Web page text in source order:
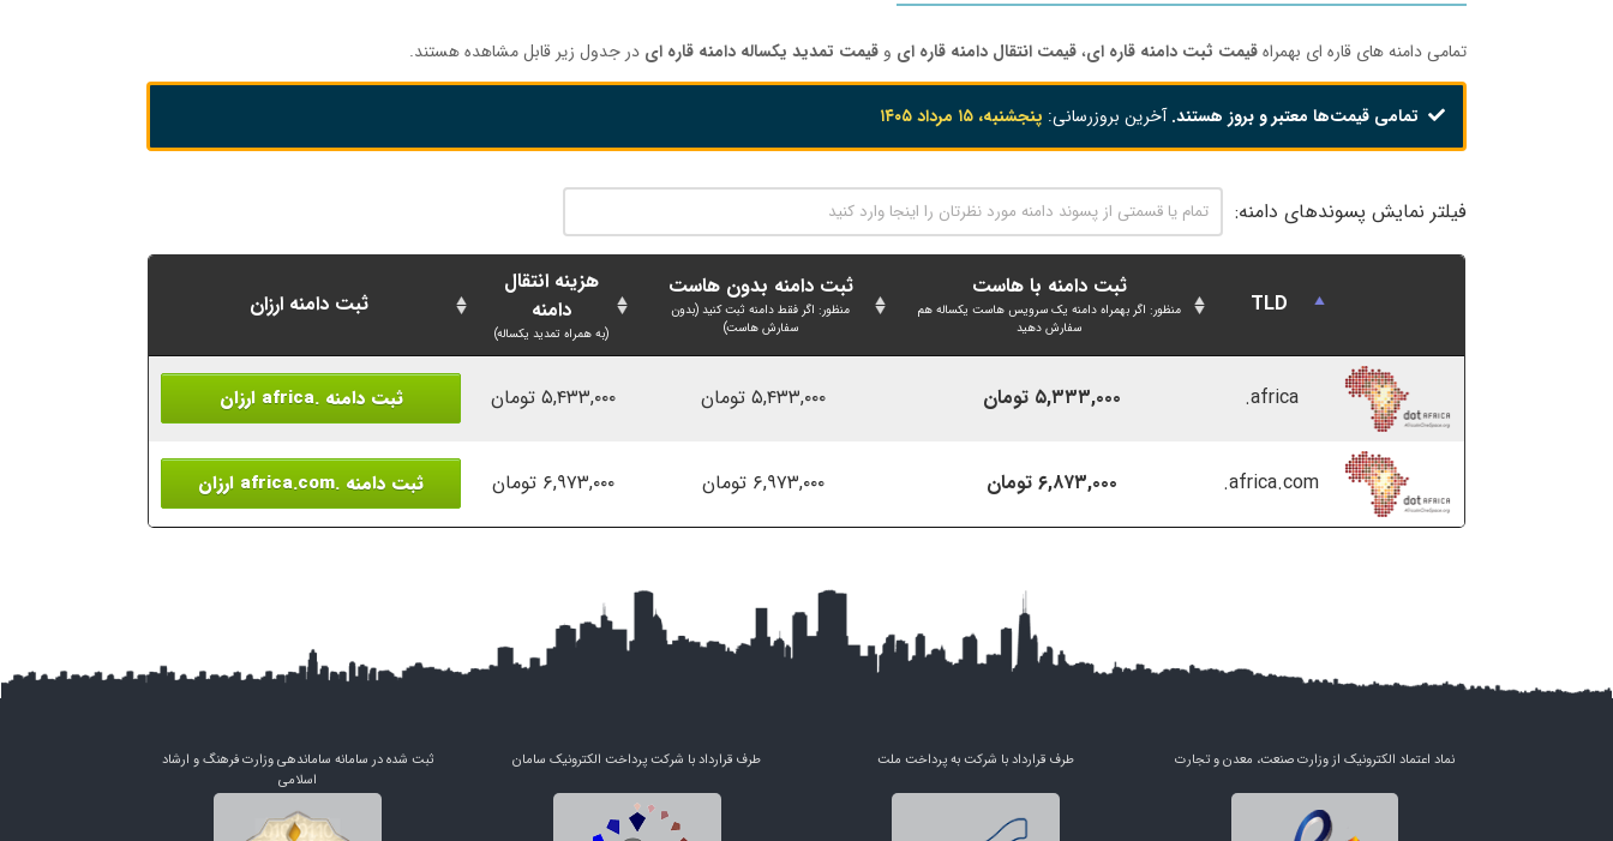
تمامی دامنه های قاره ای بهمراهقیمت ثبت دامنه قاره ای، قیمت انتقال دامنه قاره ای و قیمت تمدید یکساله دامنه قاره ای در جدول زیر قابل مشاهده هستند.
تمامی قیمت‌ها معتبر و بروز هستند.آخرین بروزرسانی: پنجشنبه، ۱۵ مرداد ۱۴۰۵
فیلتر نمایش پسوندهای دامنه:
TLD
ثبت دامنه با هاست
منظور: اگر بهمراه دامنه یک سرویس هاست یکساله هم
سفارش دهید
ثبت دامنه بدون هاست
منظور: اگر فقط دامنه ثبت کنید (بدون
سفارش هاست)
هزینه انتقال
دامنه
(به همراه تمدید یکساله)
ثبت دامنه ارزان
.africa ۵,۳۳۳,۰۰۰ تومان ۵,۴۳۳,۰۰۰ تومان ۵,۴۳۳,۰۰۰ تومان ثبت دامنه .africa ارزان
.africa.com ۶,۸۷۳,۰۰۰ تومان ۶,۹۷۳,۰۰۰ تومان ۶,۹۷۳,۰۰۰ تومان ثبت دامنه .africa.com ارزان
نماد اعتماد الکترونیک از وزارت صنعت، معدن و تجارت طرف قرارداد با شرکت به پرداخت ملت طرف قرارداد با شرکت پرداخت الکترونیک سامان
ثبت شده در سامانه ساماندهی وزارت فرهنگ و ارشاد
اسلامی